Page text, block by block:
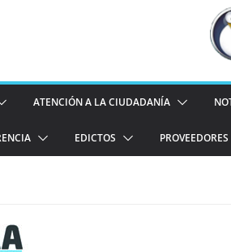
ATENCIÓN A LA CIUDADANÍA
EDICTOS PROVEEDORES